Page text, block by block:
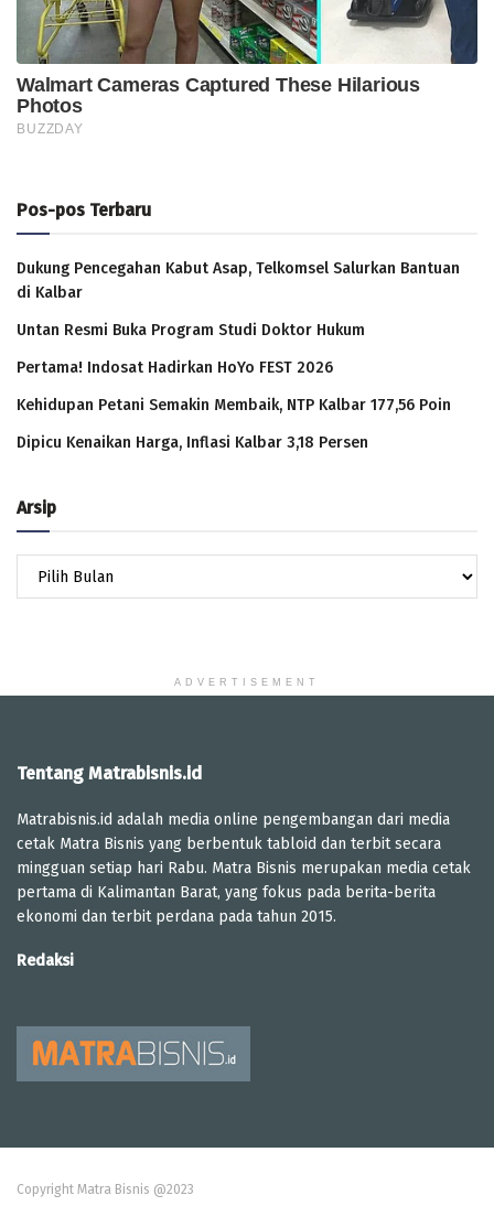
Pos-pos Terbaru
Dukung Pencegahan Kabut Asap, Telkomsel Salurkan Bantuan
di Kalbar
Untan Resmi Buka Program Studi Doktor Hukum
Pertama! Indosat Hadirkan HoYo FEST 2026
Kehidupan Petani Semakin Membaik, NTP Kalbar 177,56 Poin
Dipicu Kenaikan Harga, Inflasi Kalbar 3,18 Persen
Arsip
ADVERTISEMENT
Tentang Matrabisnis.id
Matrabisnis.id adalah media online pengembangan dari media
cetak Matra Bisnis yang berbentuk tabloid dan terbit secara
mingguan setiap hari Rabu. Matra Bisnis merupakan media cetak
pertama di Kalimantan Barat, yang fokus pada berita-berita
ekonomi dan terbit perdana pada tahun 2015.
Redaksi
Copyright Matra Bisnis @2023